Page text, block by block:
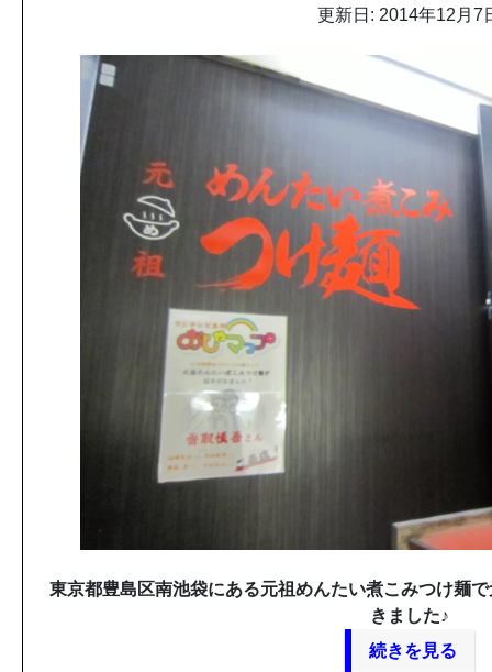
更新日: 2014年12月7
東京都豊島区南池袋にある元祖めんたい煮こみつけ麺
きました♪
続きを見る